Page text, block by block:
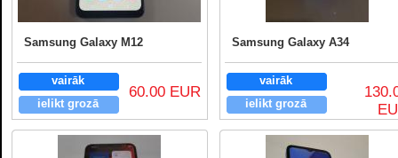
Samsung Galaxy M12
vairāk
ielikt grozā
60.00 EUR
Samsung Galaxy A34
vairāk
ielikt grozā